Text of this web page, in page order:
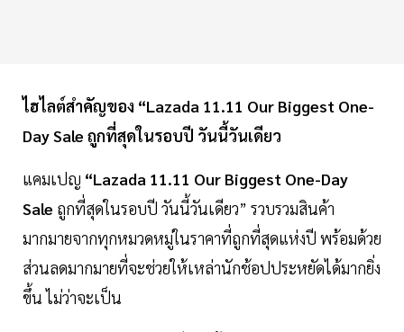
ไฮไลต์สำคัญของ “Lazada 11.11 Our Biggest One-
Day Sale ถูกที่สุดในรอบปี วันนี้วันเดียว
แคมเปญ “Lazada 11.11 Our Biggest One-Day
Sale ถูกที่สุดในรอบปี วันนี้วันเดียว” รวบรวมสินค้า
มากมายจากทุกหมวดหมู่ในราคาที่ถูกที่สุดแห่งปี พร้อมด้วย
ส่วนลดมากมายที่จะช่วยให้เหล่านักช้อปประหยัดได้มากยิ่ง
ขึ้น ไม่ว่าจะเป็น